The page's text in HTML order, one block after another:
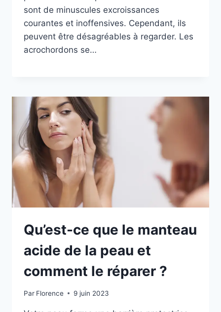
sont de minuscules excroissances
courantes et inoffensives. Cependant, ils
peuvent être désagréables à regarder. Les
acrochordons se…
Qu’est-ce que le manteau
acide de la peau et
comment le réparer ?
Par Florence 9 juin 2023